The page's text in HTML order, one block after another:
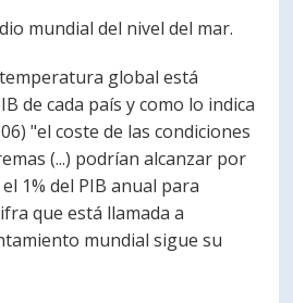
mundial del nivel del mar.
global está
de cada país y como lo indica
"el coste de las condiciones
(...) podrían alcanzar por
1% del PIB anual para
que está llamada a
mundial sigue su